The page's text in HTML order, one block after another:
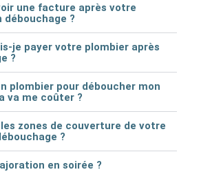
une facture après votre
?
je payer votre plombier après
?
plombier pour déboucher mon
va me coûter ?
zones de couverture de votre
?
en soirée ?